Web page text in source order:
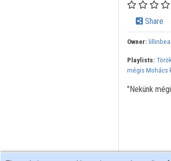
Share
Owner: lillinbea
Playlists:
mégis Mohács
"Nekünk